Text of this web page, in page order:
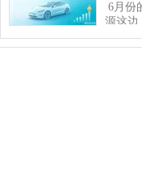
6月份
源这边